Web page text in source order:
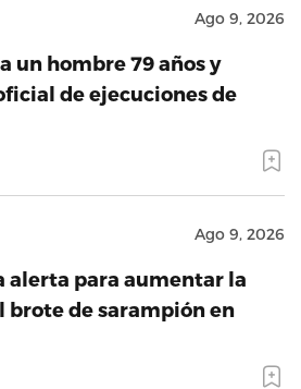
Ago 9, 2026
un hombre 79 años y
de ejecuciones de
Ago 9, 2026
alerta para aumentar la
brote de sarampión en